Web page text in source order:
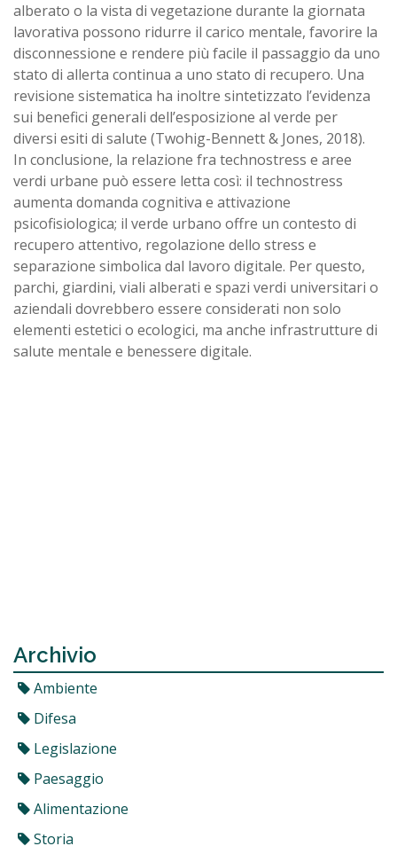
alberato o la vista di vegetazione durante la giornata
lavorativa possono ridurre il carico mentale, favorire la
disconnessione e rendere più facile il passaggio da uno
stato di allerta continua a uno stato di recupero. Una
revisione sistematica ha inoltre sintetizzato l’evidenza
sui benefici generali dell’esposizione al verde per
diversi esiti di salute (Twohig-Bennett & Jones, 2018).
In conclusione, la relazione fra technostress e aree
verdi urbane può essere letta così: il technostress
aumenta domanda cognitiva e attivazione
psicofisiologica; il verde urbano offre un contesto di
recupero attentivo, regolazione dello stress e
separazione simbolica dal lavoro digitale. Per questo,
parchi, giardini, viali alberati e spazi verdi universitari o
aziendali dovrebbero essere considerati non solo
elementi estetici o ecologici, ma anche infrastrutture di
salute mentale e benessere digitale.
Archivio
Ambiente
Difesa
Legislazione
Paesaggio
Alimentazione
Storia